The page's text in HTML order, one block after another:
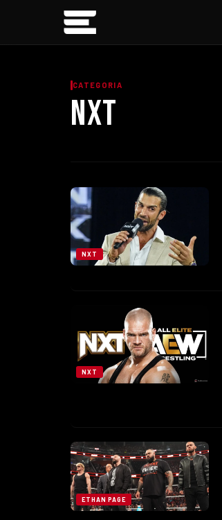
CATEGORIA
NXT
NXT
NXT
ETHAN PAGE